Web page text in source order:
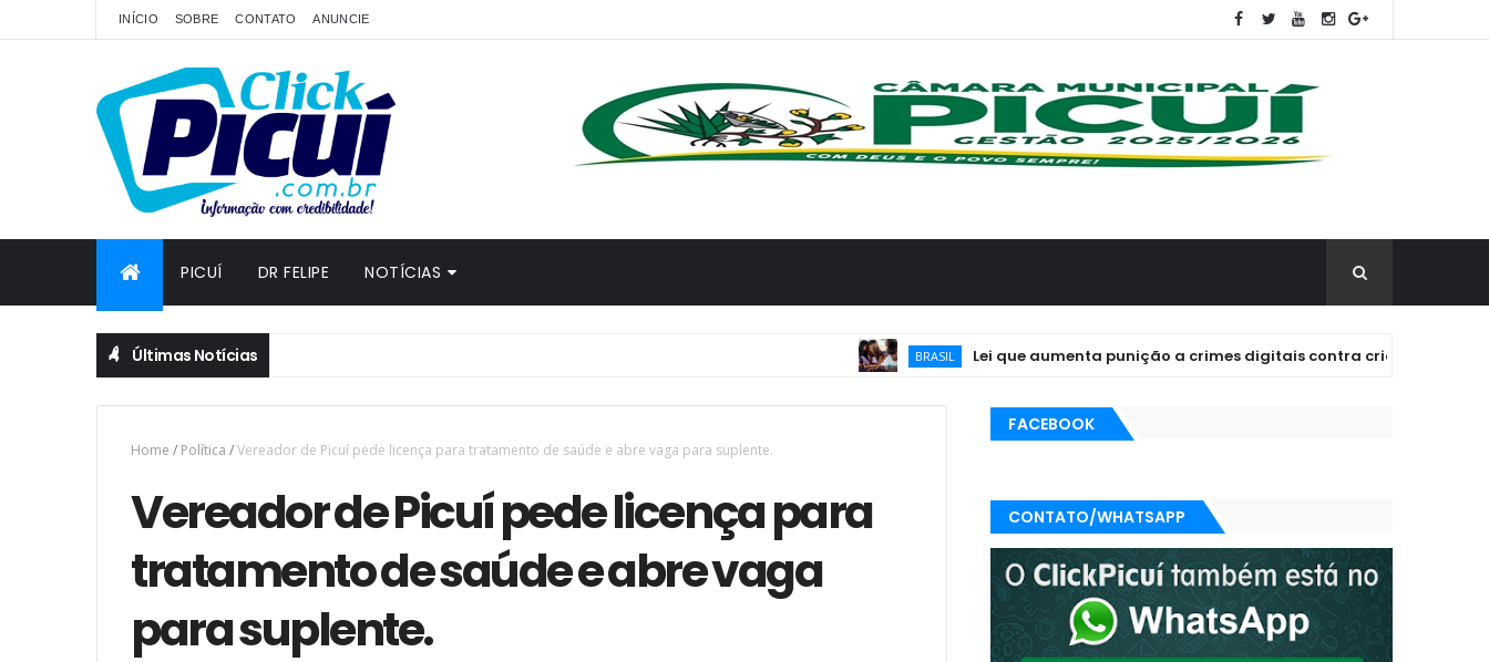
INÍCIO SOBRE CONTATO ANUNCIE
PICUÍ DR FELIPE NOTÍCIAS
Últimas Notícias BRASIL Lei que aumenta punição a crimes digitais contra crianças é sancionada.
Home / Política /Vereador de Picuí pede licença para tratamento de saúde e abre vaga para suplente.
Vereador de Picuí pede licença para
tratamento de saúde e abre vaga
para suplente.
FACEBOOK
CONTATO/WHATSAPP